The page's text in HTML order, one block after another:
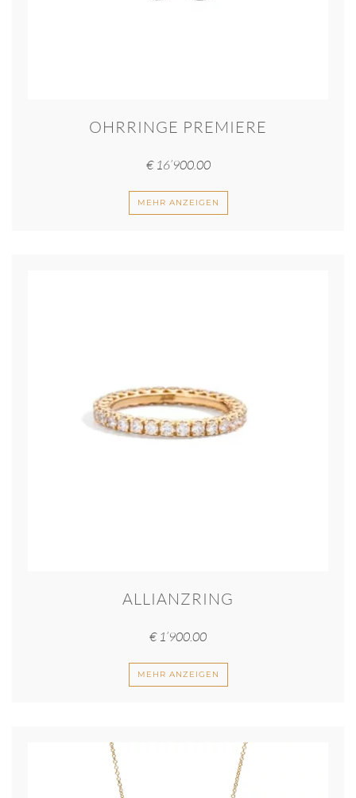
OHRRINGE PREMIERE
€16’900.00
MEHR ANZEIGEN
ALLIANZRING
€1’900.00
MEHR ANZEIGEN